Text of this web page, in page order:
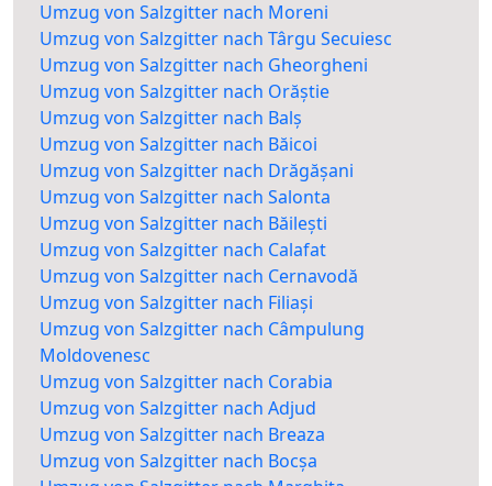
Umzug von Salzgitter nach Moreni
Umzug von Salzgitter nach Târgu Secuiesc
Umzug von Salzgitter nach Gheorgheni
Umzug von Salzgitter nach Orăștie
Umzug von Salzgitter nach Balș
Umzug von Salzgitter nach Băicoi
Umzug von Salzgitter nach Drăgășani
Umzug von Salzgitter nach Salonta
Umzug von Salzgitter nach Băilești
Umzug von Salzgitter nach Calafat
Umzug von Salzgitter nach Cernavodă
Umzug von Salzgitter nach Filiași
Umzug von Salzgitter nach Câmpulung
Moldovenesc
Umzug von Salzgitter nach Corabia
Umzug von Salzgitter nach Adjud
Umzug von Salzgitter nach Breaza
Umzug von Salzgitter nach Bocșa